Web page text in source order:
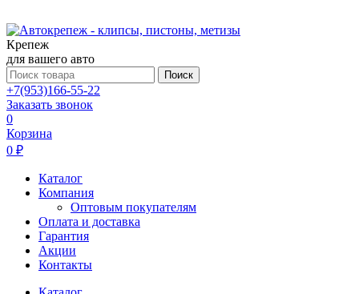
Крепеж
для вашего авто
Поиск
+7(953)166-55-22
Заказать звонок
0
Корзина
0 ₽
Каталог
Компания
Оптовым покупателям
Оплата и доставка
Гарантия
Акции
Контакты